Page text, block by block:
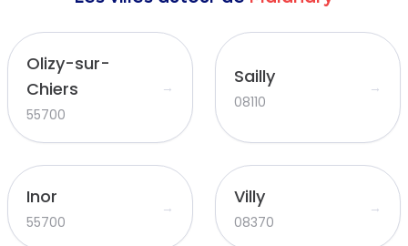
Olizy-sur-
Chiers
55700
→ Sailly
08110
→
Inor
55700
→ Villy
08370
→